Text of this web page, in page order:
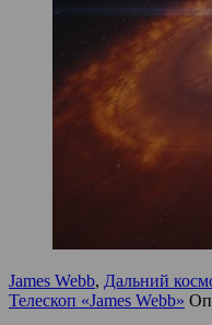
James Webb, Дальний
Телескоп «James Webb»